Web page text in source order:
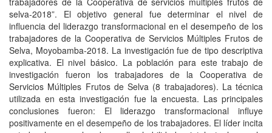
selva-2018”. El objetivo general fue determinar el nivel de
influencia del liderazgo transformacional en el desempeño de los
trabajadores de la Cooperativa de Servicios Múltiples Frutos de
Selva, Moyobamba-2018. La investigación fue de tipo descriptiva
explicativa. El nivel básico. La población para este trabajo de
investigación fueron los trabajadores de la Cooperativa de
Servicios Múltiples Frutos de Selva (8 trabajadores). La técnica
utilizada en esta investigación fue la encuesta. Las principales
conclusiones fueron: El liderazgo transformacional influye
positivamente en el desempeño de los trabajadores. El líder incita